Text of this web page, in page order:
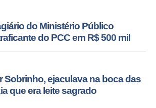
do Ministério Público
do PCC em R$ 500 mil
Sobrinho, ejaculava na boca das
que era leite sagrado